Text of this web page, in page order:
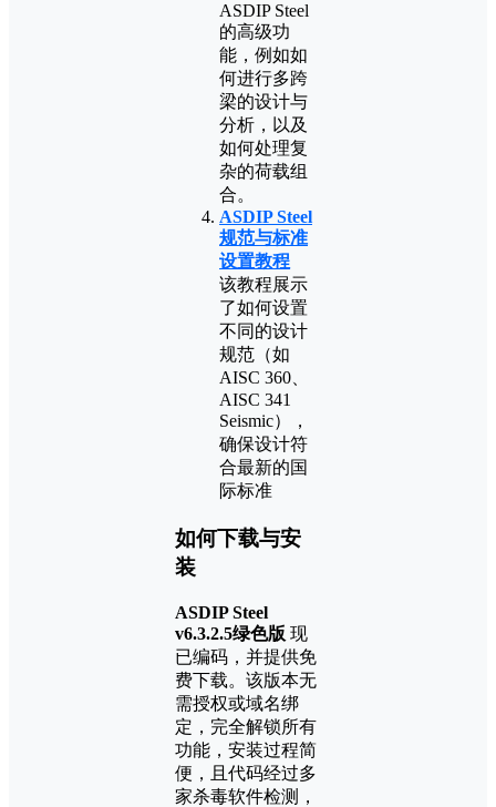
ASDIP Steel
的高级功
能，例如如
何进行多跨
梁的设计与
分析，以及
如何处理复
杂的荷载组
合。
ASDIP Steel
规范与标准
设置教程
该教程展示
了如何设置
不同的设计
规范（如
AISC 360、
AISC 341
Seismic），
确保设计符
合最新的国
际标准
如何下载与安
装
ASDIP Steel
v6.3.2.5绿色版 现
已编码，并提供免
费下载。该版本无
需授权或域名绑
定，完全解锁所有
功能，安装过程简
便，且代码经过多
家杀毒软件检测，